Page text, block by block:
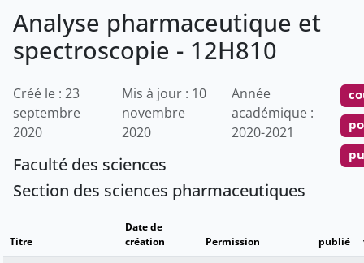
Analyse pharmaceutique et
spectroscopie - 12H810
Créé le : 23
septembre
2020
Mis à jour : 10
novembre
2020
Année
académique :
2020-2021
Faculté des sciences
Section des sciences pharmaceutiques
Titre
Date de
création
Permission publié